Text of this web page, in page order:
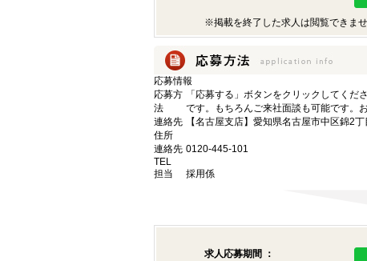
※掲載を終了した求人は閲覧できま
応募情報
応募方
法
「応募する」ボタンをクリックしてく
です。もちろんご来社面談も可能です。
連絡先
住所
【名古屋支店】愛知県名古屋市中区錦2
連絡先
TEL
0120-445-101
担当 採用係
求人応募期間 ：